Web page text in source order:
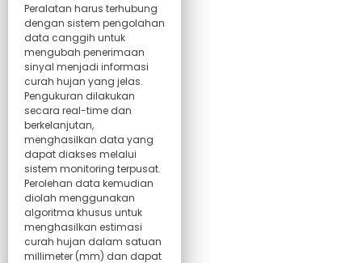
Peralatan harus terhubung
dengan sistem pengolahan
data canggih untuk
mengubah penerimaan
sinyal menjadi informasi
curah hujan yang jelas.
Pengukuran dilakukan
secara real-time dan
berkelanjutan,
menghasilkan data yang
dapat diakses melalui
sistem monitoring terpusat.
Perolehan data kemudian
diolah menggunakan
algoritma khusus untuk
menghasilkan estimasi
curah hujan dalam satuan
millimeter (mm) dan dapat